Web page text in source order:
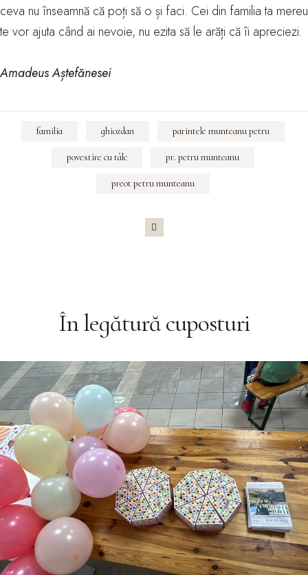
ceva nu înseamnă că poți să o și faci. Cei din familia ta mereu
te vor ajuta când ai nevoie, nu ezita să le arăți că îi apreciezi.
Amadeus Aștefănesei
familia ghiozdan parintele munteanu petru
povestire cu tâlc pr. petru munteanu
preot petru munteanu
În legătură cuposturi